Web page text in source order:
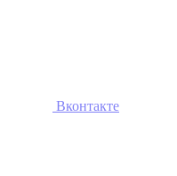
Вконтакте